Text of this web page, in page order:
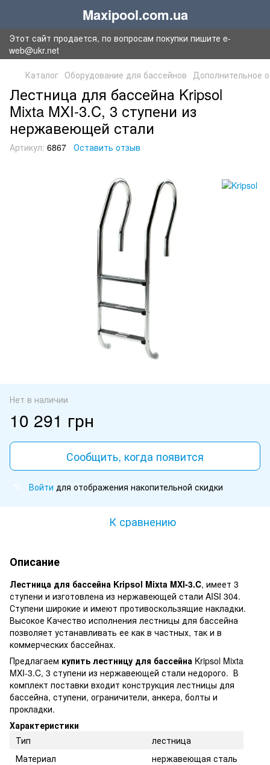
Maxipool.com.ua
Этот сайт продается, по вопросам покупки пишите e-
web@ukr.net
Каталог Оборудование для бассейнов Дополнительное
Лестница для бассейна Kripsol
Mixta MXI-3.C, 3 ступени из
нержавеющей стали
Артикул: 6867 Оставить отзыв
Нет в наличии
10 291 грн
Сообщить, когда появится
Войти для отображения накопительной скидки
К сравнению
Описание
Лестница для бассейна Kripsol Mixta MXI-3.C, имеет 3
ступени и изготовлена из нержавеющей стали AISI 304.
Ступени широкие и имеют противоскользящие накладки.
Высокое Качество исполнения лестницы для бассейна
позволяет устанавливать ее как в частных, так и в
коммерческих бассейнах.
Предлагаем купить лестницу для бассейна Kripsol Mixta
MXI-3.C, 3 ступени из нержавеющей стали недорого. В
комплект поставки входит конструкция лестницы для
бассейна, ступени, ограничители, анкера, болты и
прокладки.
Характеристики
Тип
лестница
Материал
нержавеющая сталь